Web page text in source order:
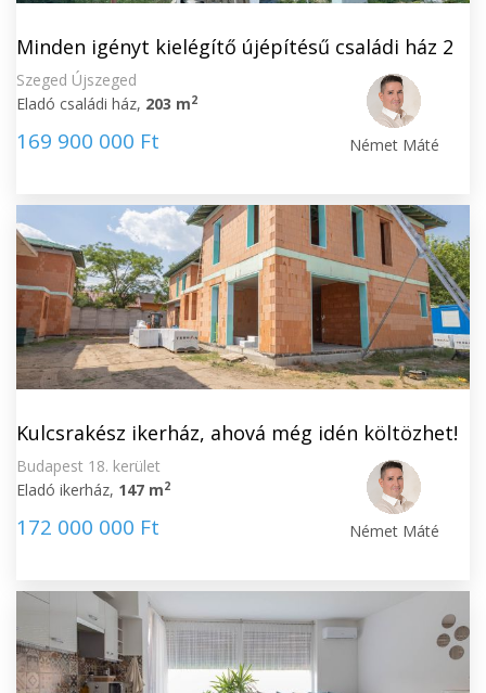
Minden igényt kielégítő újépítésű családi ház 2
Szeged Újszeged
Eladó családi ház, 203 m2
169 900 000 Ft Német Máté
Kulcsrakész ikerház, ahová még idén költözhet!
Budapest 18. kerület
Eladó ikerház, 147 m2
172 000 000 Ft Német Máté